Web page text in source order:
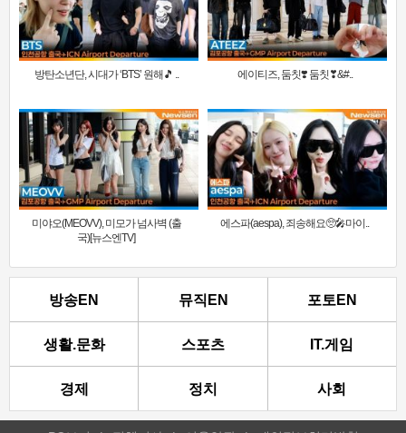
방탄소년단, 시대가 ‘BTS’ 원해🎵 .. 에이티즈, 둠칫❣️ 둠칫❣&#..
미야오(MEOVV), 미모가 넘사벽 (출
국)[뉴스엔TV]
에스파(aespa), 죄송해요🥺🎤마이..
방송EN 뮤직EN 포토EN
생활.문화 스포츠 IT.게임
경제 정치 사회